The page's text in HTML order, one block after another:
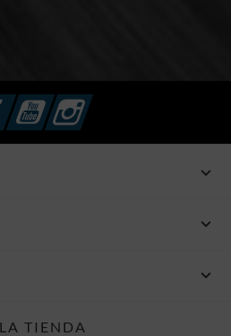
FacebookYouTubeInstagram



TIENDA